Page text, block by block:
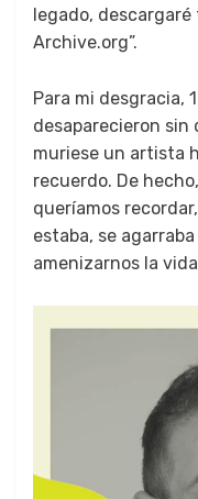
lega­do,
Archive.org”.
Para mi des­gra­cia,
desa­parecieron sin
muriese un artista
recuer­do. De
queríamos
esta­ba, se
amenizarnos la